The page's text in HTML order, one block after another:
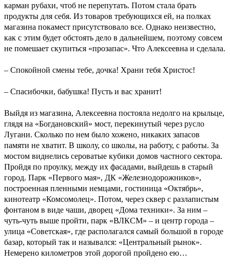
карман рубахи, чтоб не перепутать. Потом стала брать
продукты для себя. Из товаров требующихся ей, на полках
магазина покамест присутствовало все. Однако неизвестно,
как с этим будет обстоять дело в дальнейшем, поэтому совсем
не помешает скупиться «прозапас». Что Алексеевна и сделала.
– Спокойной смены тебе, дочка! Храни тебя Христос!
– Спасибочки, бабушка! Пусть и вас хранит!
Выйдя из магазина, Алексеевна постояла недолго на крыльце,
глядя на «Богдановский» мост, перекинутый через русло
Лугани. Сколько по нем было хожено, никаких запасов
памяти не хватит. В школу, со школы, на работу, с работы. За
мостом виднелись сероватые кубики домов частного сектора.
Пройдя по проулку, между их фасадами, выйдешь в старый
город. Парк «Первого мая», ДК «Железнодорожников»,
построенная пленными немцами, гостиница «Октябрь»,
кинотеатр «Комсомолец». Потом, через сквер с разлапистым
фонтаном в виде чаши, дворец «Дома техники». За ним –
чуть-чуть выше пройти, парк «ВЛКСМ» – и центр города –
улица «Советская», где располагался самый большой в городе
базар, который так и назывался: «Центральный рынок».
Немерено километров этой дорогой пройдено ею…